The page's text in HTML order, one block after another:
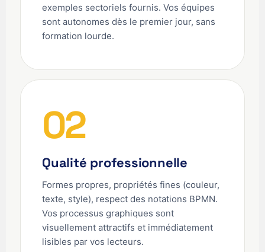
exemples sectoriels fournis. Vos équipes
sont autonomes dès le premier jour, sans
formation lourde.
02
Qualité professionnelle
Formes propres, propriétés fines (couleur,
texte, style), respect des notations BPMN.
Vos processus graphiques sont
visuellement attractifs et immédiatement
lisibles par vos lecteurs.